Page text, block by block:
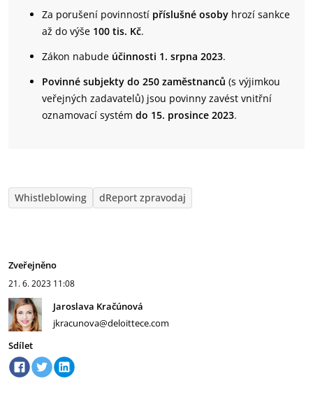
Za porušení povinností příslušné osoby hrozí sankce
až do výše 100 tis. Kč.
Zákon nabude účinnosti 1. srpna 2023.
Povinné subjekty do 250 zaměstnanců (s výjimkou
veřejných zadavatelů) jsou povinny zavést vnitřní
oznamovací systém do 15. prosince 2023.
Whistleblowing dReport zpravodaj
Zveřejněno
21. 6. 2023 11:08
Jaroslava Kračúnová
jkracunova@deloittece.com
Sdílet